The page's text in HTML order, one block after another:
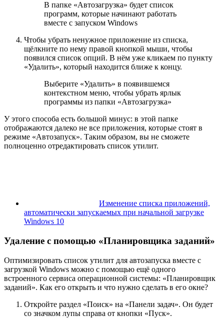
В папке «Автозагрузка» будет список
программ, которые начинают работать
вместе с запуском Windows
Чтобы убрать ненужное приложение из списка,
щёлкните по нему правой кнопкой мыши, чтобы
появился список опций. В нём уже кликаем по пункту
«Удалить», который находится ближе к концу.
Выберите «Удалить» в появившемся
контекстном меню, чтобы убрать ярлык
программы из папки «Автозагрузка»
У этого способа есть большой минус: в этой папке
отображаются далеко не все приложения, которые стоят в
режиме «Автозапуск». Таким образом, вы не сможете
полноценно отредактировать список утилит.
Изменение списка приложений,
автоматически запускаемых при начальной загрузке
Windows 10
Удаление с помощью «Планировщика заданий»
Оптимизировать список утилит для автозапуска вместе с
загрузкой Windows можно с помощью ещё одного
встроенного сервиса операционной системы: «Планировщик
заданий». Как его открыть и что нужно сделать в его окне?
Откройте раздел «Поиск» на «Панели задач». Он будет
со значком лупы справа от кнопки «Пуск».